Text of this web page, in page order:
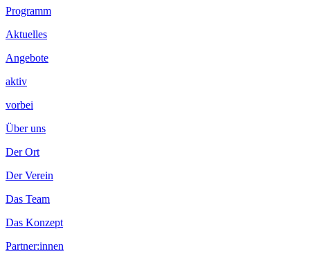
Footer
Inhalt
Programm
Aktuelles
Angebote
aktiv
vorbei
Über uns
Der Ort
Der Verein
Das Team
Das Konzept
Partner:innen